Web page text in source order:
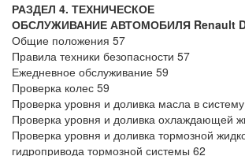
РАЗДЕЛ 4. ТЕХНИЧЕСКОЕ
ОБСЛУЖИВАНИЕ АВТОМОБИЛЯ Renault
Общие положения 57
Правила техники безопасности 57
Ежедневное обслуживание 59
Проверка колес 59
Проверка уровня и доливка масла в
Проверка уровня и доливка охлаждающей
Проверка уровня и доливка тормозной
гидропривода тормозной системы 62